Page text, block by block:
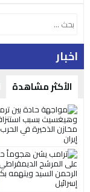
اخبار
الأكثر مشاهدة